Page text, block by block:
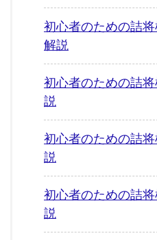
初心者のための詰
解説
初心者のための詰
説
初心者のための詰
説
初心者のための詰
説